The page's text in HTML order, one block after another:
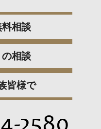
相談
相談
皆様で